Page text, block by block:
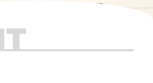
忍びゆく電忍二人の物語。